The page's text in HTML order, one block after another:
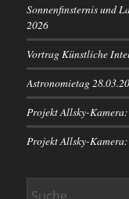
Sonnenfinsternis und
2026
Vortrag Künstliche
Astronomietag
Projekt Allsky-
Projekt Allsky-